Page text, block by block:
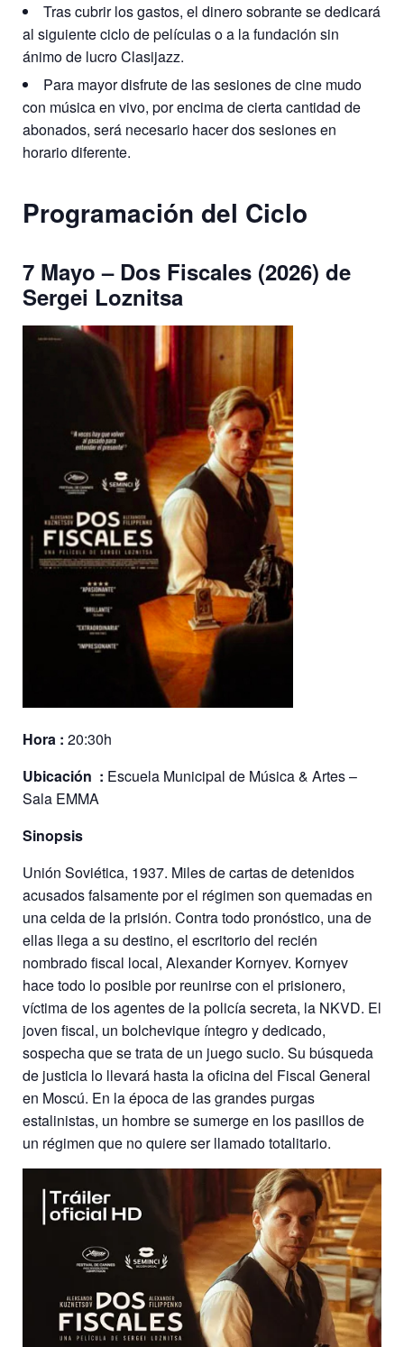
Tras cubrir los gastos, el dinero sobrante se dedicará
al siguiente ciclo de películas o a la fundación sin
ánimo de lucro Clasijazz.
Para mayor disfrute de las sesiones de cine mudo
con música en vivo, por encima de cierta cantidad de
abonados, será necesario hacer dos sesiones en
horario diferente.
Programación del Ciclo
7 Mayo – Dos Fiscales (2026) de
Sergei Loznitsa
Hora : 20:30h
Ubicación : Escuela Municipal de Música & Artes –
Sala EMMA
Sinopsis
Unión Soviética, 1937. Miles de cartas de detenidos
acusados falsamente por el régimen son quemadas en
una celda de la prisión. Contra todopronóstico, una de
ellas llega a su destino, el escritorio del recién
nombrado fiscal local, Alexander Kornyev. Kornyev
hace todo lo posible por reunirse con el prisionero,
víctima de los agentes de la policía secreta, la NKVD. El
joven fiscal, un bolchevique íntegro y dedicado,
sospecha que se trata de un juego sucio. Su búsqueda
de justicia lo llevará hasta la oficina del Fiscal General
en Moscú. En la época de las grandes purgas
estalinistas, un hombre se sumerge en los pasillos de
un régimen que no quiere ser llamado totalitario.